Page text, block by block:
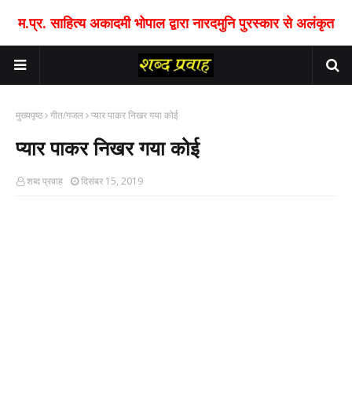
म.प्र. साहित्य अकादमी भोपाल द्वारा नारदमुनि पुरस्कार से अलंकृत
मुख्यपृष्ठ गीत/गजल प्यार पाकर निखर गया कोई
प्यार पाकर निखर गया कोई
शब्द प्रवाह दिसंबर 15, 2019